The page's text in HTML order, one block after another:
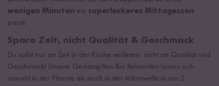
wenigen Minuten ein superleckeres Mittagessen
parat.
Spare Zeit, nicht Qualität & Geschmack
Du sollst nur an Zeit in der Küche verlieren, nicht an Qualität und
Geschmack! Unsere Gedämpften Bio Reissorten lassen sich
sowohl in der Pfanne als auch in der Mikrowelle in nur 2